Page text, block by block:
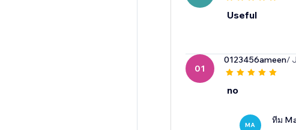
Useful
01
0123456ameen/
no
MA ทีม